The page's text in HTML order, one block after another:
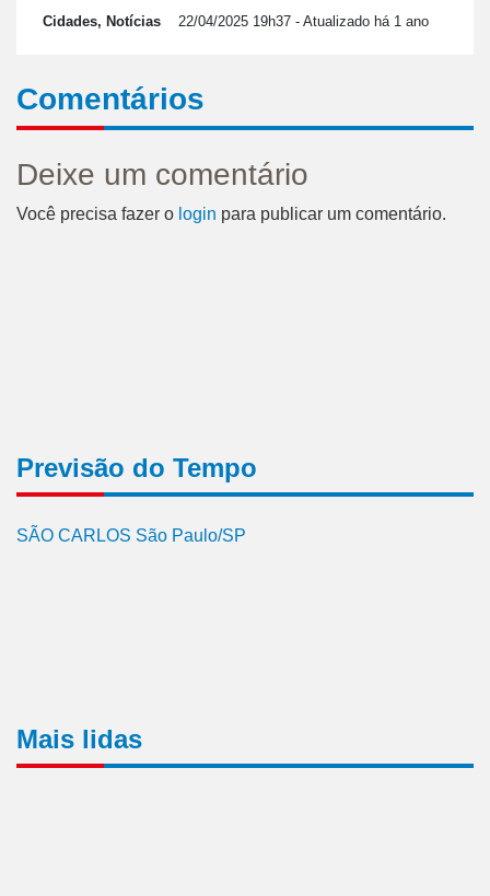
Cidades, Notícias 22/04/2025 19h37 - Atualizado há 1 ano
Comentários
Deixe um comentário
Você precisa fazer o login para publicar um comentário.
Previsão do Tempo
SÃO CARLOS São Paulo/SP
Mais lidas